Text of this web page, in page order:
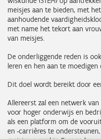
meisjes aan te bieden, met
aanhoudende
met name het tekort aan
van meisjes.
De onderliggende reden is
leren en hen aan te
Dit doel wordt bereikt door
Allereerst zal een netwerk
voor hoger onderwijs en
als een platform om de
en -carrières te